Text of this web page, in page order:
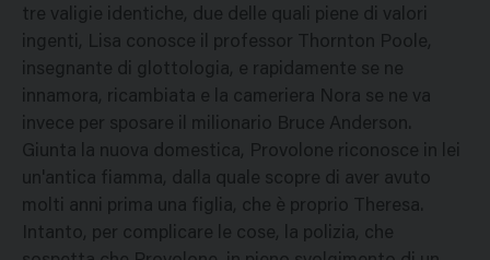
tre valigie identiche, due delle quali piene di valori
ingenti, Lisa conosce il professor Thornton Poole,
insegnante di glottologia, e rapidamente se ne
innamora, ricambiata e la cameriera Nora se ne va
invece per sposare il milionario Bruce Anderson.
Giunta la nuova domestica, Provolone riconosce in lei
un'antica fiamma, dalla quale scopre di aver avuto
molti anni prima una figlia, che è proprio Theresa.
Intanto, per complicare le cose, la polizia, che